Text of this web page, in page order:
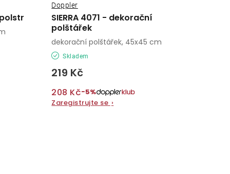
SIERRA 4071 - dekorační
polštářek
Doppler
Skladem
219 Kč
208 Kč−5%
Zaregistrujte se ›
dekorační polštářek, 45x45 cm